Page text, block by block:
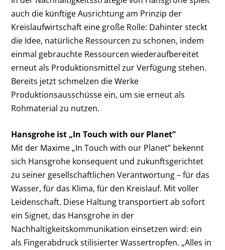
auch die künftige Ausrichtung am Prinzip der
Kreislaufwirtschaft eine große Rolle: Dahinter steckt
die Idee, natürliche Ressourcen zu schonen, indem
einmal gebrauchte Ressourcen wiederaufbereitet
erneut als Produktionsmittel zur Verfügung stehen.
Bereits jetzt schmelzen die Werke
Produktionsausschüsse ein, um sie erneut als
Rohmaterial zu nutzen.
Hansgrohe ist „In Touch with our Planet”
Mit der Maxime „In Touch with our Planet” bekennt
sich Hansgrohe konsequent und zukunftsgerichtet
zu seiner gesellschaftlichen Verantwortung – für das
Wasser, für das Klima, für den Kreislauf. Mit voller
Leidenschaft. Diese Haltung transportiert ab sofort
ein Signet, das Hansgrohe in der
Nachhaltigkeitskommunikation einsetzen wird: ein
als Fingerabdruck stilisierter Wassertropfen. „Alles in